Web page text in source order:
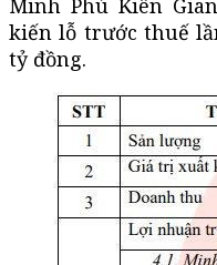
Minh Phú Kiên
kiến lỗ trước thuế
tỷ đồng.